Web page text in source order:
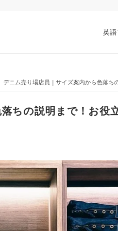
英
デニム売り場店員｜サイズ案内から色落ち
ちの説明まで！お役